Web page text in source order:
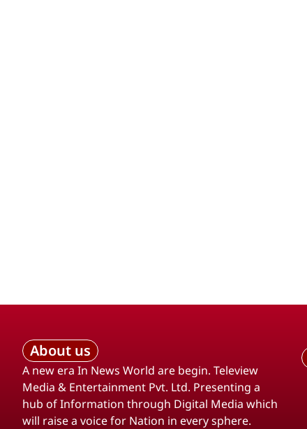
About us
A new era In News World are begin. Teleview
Media & Entertainment Pvt. Ltd. Presenting a
hub of Information through Digital Media which
will raise a voice for Nation in every sphere.